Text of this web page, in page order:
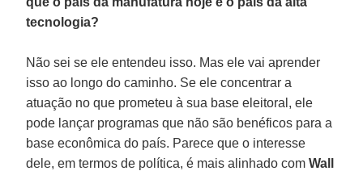
tecnologia?
Não sei se ele entendeu isso. Mas ele vai aprender
isso ao longo do caminho. Se ele concentrar a
atuação no que prometeu à sua base eleitoral, ele
pode lançar programas que não são benéficos para a
base econômica do país. Parece que o interesse
dele, em termos de política, é mais alinhado comWall